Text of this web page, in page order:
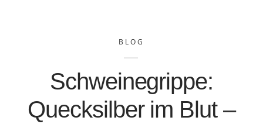
BLOG
Schweinegrippe:
Quecksilber im Blut –